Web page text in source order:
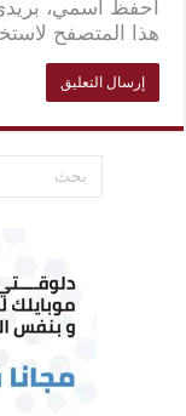
احفظ اسمي، بريدي
هذا المتصفح